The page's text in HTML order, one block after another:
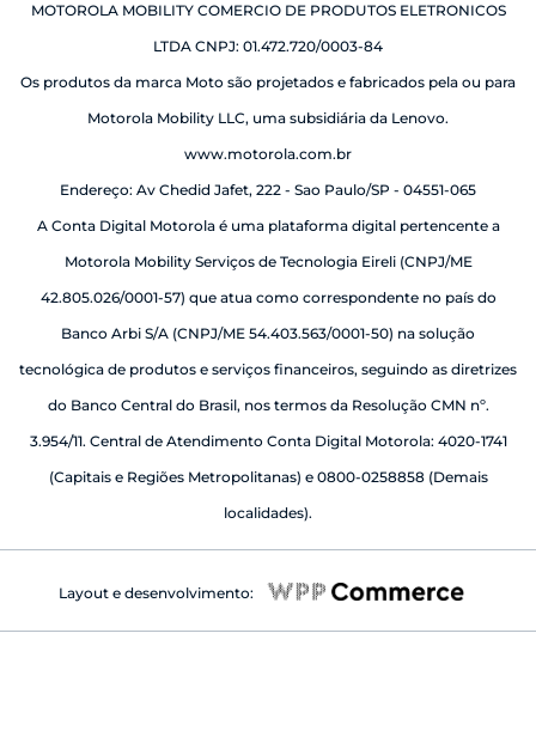
MOTOROLA MOBILITY COMERCIO DE PRODUTOS ELETRONICOS
LTDA CNPJ: 01.472.720/0003-84
Os produtos da marca Moto são projetados e fabricados pela ou para
Motorola Mobility LLC, uma subsidiária da Lenovo.
www.motorola.com.br
Endereço: Av Chedid Jafet, 222 - Sao Paulo/SP - 04551-065
A Conta Digital Motorola é uma plataforma digital pertencente a
Motorola Mobility Serviços de Tecnologia Eireli (CNPJ/ME
42.805.026/0001-57) que atua como correspondente no país do
Banco Arbi S/A (CNPJ/ME 54.403.563/0001-50) na solução
tecnológica de produtos e serviços financeiros, seguindo as diretrizes
do Banco Central do Brasil, nos termos da Resolução CMN nº.
3.954/11. Central de Atendimento Conta Digital Motorola: 4020-1741
(Capitais e Regiões Metropolitanas) e 0800-0258858 (Demais
localidades).
Layout e desenvolvimento: